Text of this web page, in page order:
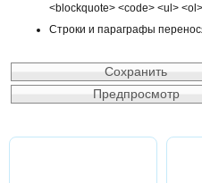
<blockquote> <code> <ul>
Строки и параграфы